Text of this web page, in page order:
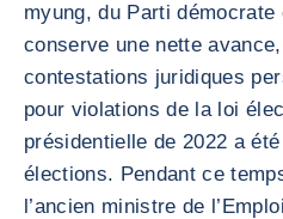
myung, du Parti démocrate
conserve une nette
contestations juridiques
pour violations de la loi
présidentielle de 2022 a
élections. Pendant ce
l’ancien ministre de